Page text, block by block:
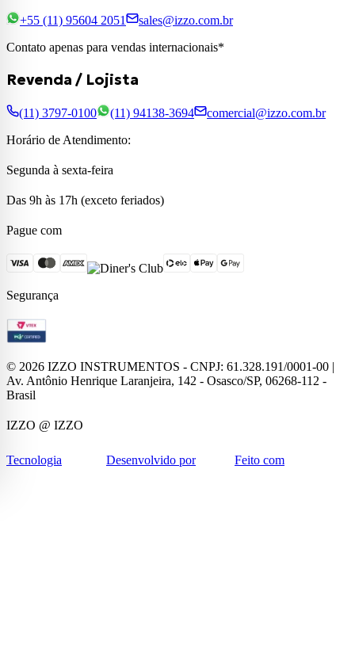
+55 (11) 95604 2051
sales@izzo.com.br
Contato apenas para vendas internacionais*
Revenda / Lojista
(11) 3797-0100 (11) 94138-3694
comercial@izzo.com.br
Horário de Atendimento:
Segunda à sexta-feira
Das 9h às 17h (exceto feriados)
Pague com
Segurança
© 2026 IZZO INSTRUMENTOS - CNPJ: 61.328.191/0001-00 |
Av. Antônio Henrique Laranjeira, 142 - Osasco/SP, 06268-112 -
Brasil
IZZO @ IZZO
Tecnologia Desenvolvido por Feito com